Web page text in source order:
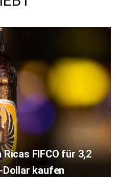
FIFCO für 3,2
Dollar kaufen